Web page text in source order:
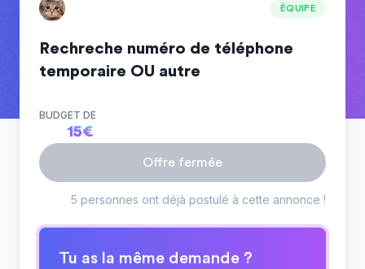
ÉQUIPE
Rechreche numéro de téléphone
temporaire OU autre
BUDGET DE
15€
Offre fermée
5 personnes ont déjà postulé à cette annonce !
Tu as la même demande ?